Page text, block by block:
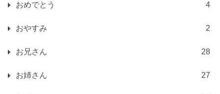
おめでとう 4
おやすみ 2
お兄さん 28
お姉さん 27